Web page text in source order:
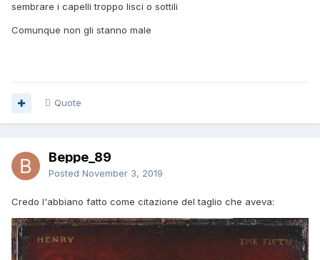
sembrare i capelli troppo lisci o sottili
Comunque non gli stanno male
Quote
Beppe_89
Posted November 3, 2019
Credo l'abbiano fatto come citazione del taglio che aveva: